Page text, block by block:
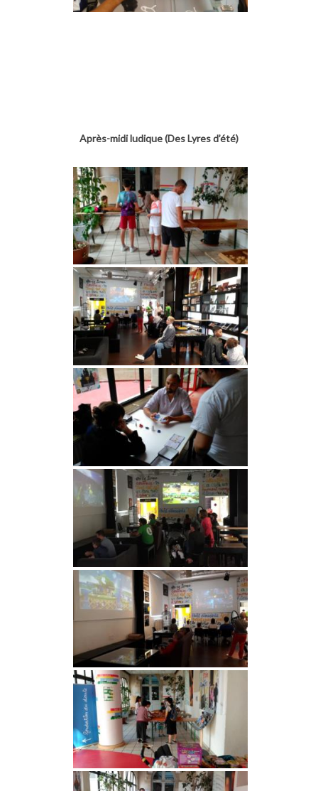
Après-midi ludique (Des Lyres d’été)